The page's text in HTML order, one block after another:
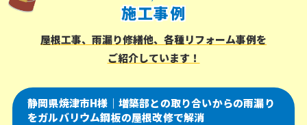
施工事例
屋根工事、雨漏り修繕他、各種リフォーム事例を
ご紹介しています！
静岡県焼津市H様｜増築部との取り合いからの雨漏り
をガルバリウム鋼板の屋根改修で解消